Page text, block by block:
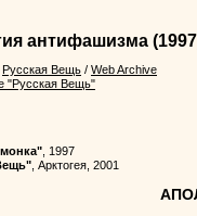
антифашизма
Русская Вещь / Web Archive
"Русская Вещь"
, 1997
, Арктогея, 2001